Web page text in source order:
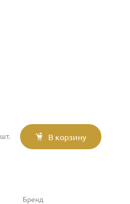
шт. В корзину
Бренд